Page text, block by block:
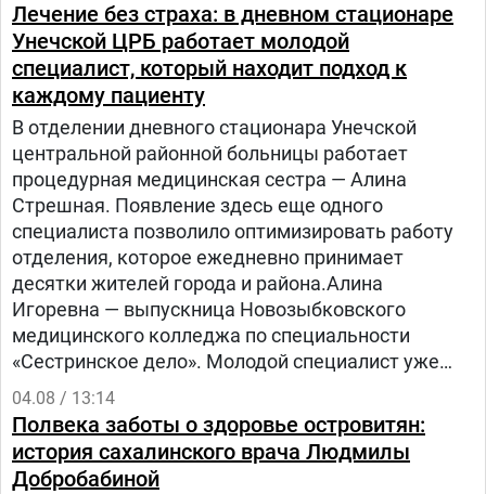
Лечение без страха: в дневном стационаре
Унечской ЦРБ работает молодой
специалист, который находит подход к
каждому пациенту
В отделении дневного стационара Унечской
центральной районной больницы работает
процедурная медицинская сестра — Алина
Стрешная. Появление здесь еще одного
специалиста позволило оптимизировать работу
отделения, которое ежедневно принимает
десятки жителей города и района.Алина
Игоревна — выпускница Новозыбковского
медицинского колледжа по специальности
«Сестринское дело». Молодой специалист уже
знакома коллективу: ранее девушка здесь
проходила производственную практику и
зарекомендовала себя как внимательный и
ответственный сотрудник.— Видно, что Алина
04.08 / 13:14
Полвека заботы о здоровье островитян:
история сахалинского врача Людмилы
Добробабиной